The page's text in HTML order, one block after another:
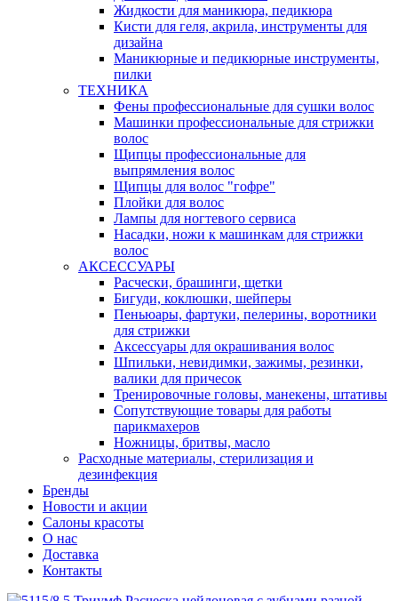
Жидкости для маникюра, педикюра
Кисти для геля, акрила, инструменты для
дизайна
Маникюрные и педикюрные инструменты,
пилки
ТЕХНИКА
Фены профессиональные для сушки волос
Машинки профессиональные для стрижки
волос
Щипцы профессиональные для
выпрямления волос
Щипцы для волос "гофре"
Плойки для волос
Лампы для ногтевого сервиса
Насадки, ножи к машинкам для стрижки
волос
АКСЕССУАРЫ
Расчески, брашинги, щетки
Бигуди, коклюшки, шейперы
Пеньюары, фартуки, пелерины, воротники
для стрижки
Аксессуары для окрашивания волос
Шпильки, невидимки, зажимы, резинки,
валики для причесок
Тренировочные головы, манекены, штативы
Сопутствующие товары для работы
парикмахеров
Ножницы, бритвы, масло
Расходные материалы, стерилизация и
дезинфекция
Бренды
Новости и акции
Салоны красоты
О нас
Доставка
Контакты